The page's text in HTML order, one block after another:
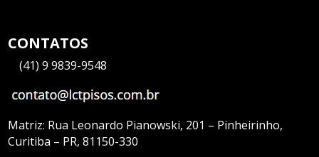
CONTATOS
—(41) 9 9839-9548
Matriz: Rua Leonardo Pianowski, 201 – Pinheirinho,
Curitiba – PR, 81150-330